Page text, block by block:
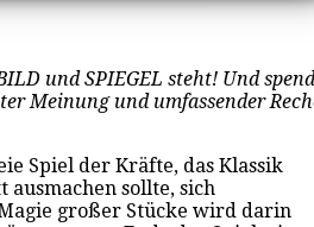
und SPIEGEL steht! Und
Meinung und umfassender
Spiel der Kräfte, das Klassik
sollte, sich
großer Stücke wird darin